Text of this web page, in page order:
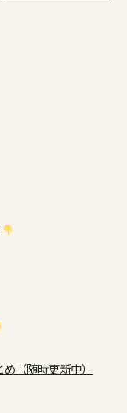
（随時更新中）